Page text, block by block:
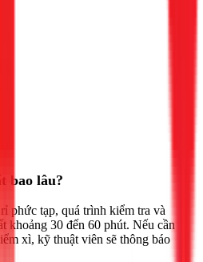
bao lâu?
phức tạp, quá trình kiểm tra và
khoảng 30 đến 60 phút. Nếu cần
xì, kỹ thuật viên sẽ thông báo